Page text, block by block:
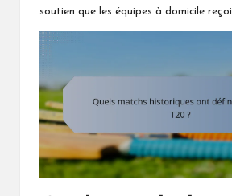
soutien que les équipes à domicile